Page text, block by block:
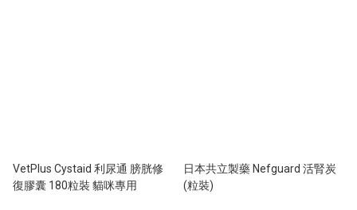
VetPlus Cystaid 利尿通 膀胱修
復膠囊 180粒裝 貓咪專用
日本共立製藥 Nefguard 活腎炭
(粒裝)